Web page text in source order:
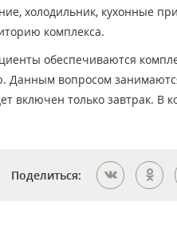
холодильник, кухонные
комплекса.
обеспечиваются
Данным вопросом
включен только завтрак. В
Поделиться: